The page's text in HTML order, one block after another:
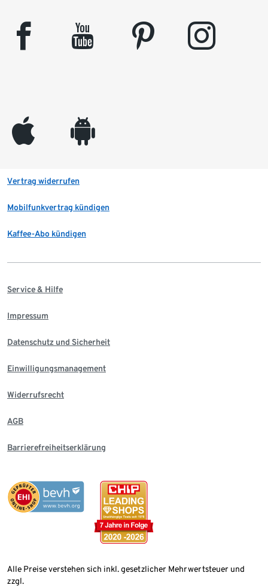
facebook youtube pinterest instagram
appleinc android
Vertrag widerrufen
Mobilfunkvertrag kündigen
Kaffee-Abo kündigen
Service & Hilfe
Impressum
Datenschutz und Sicherheit
Einwilligungsmanagement
Widerrufsrecht
AGB
Barrierefreiheitserklärung
Alle Preise verstehen sich inkl. gesetzlicher Mehrwertsteuer und
zzgl.